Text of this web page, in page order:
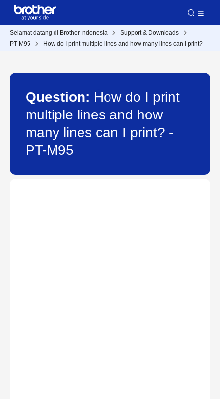
Selamat datang di Brother Indonesia
Support & Downloads
PT-M95
How do I print multiple lines and how many lines can I print?
Question: How do I print
multiple lines and how
many lines can I print? -
PT-M95